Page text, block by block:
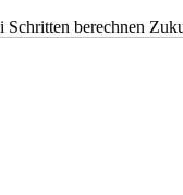
Schritten berechnen